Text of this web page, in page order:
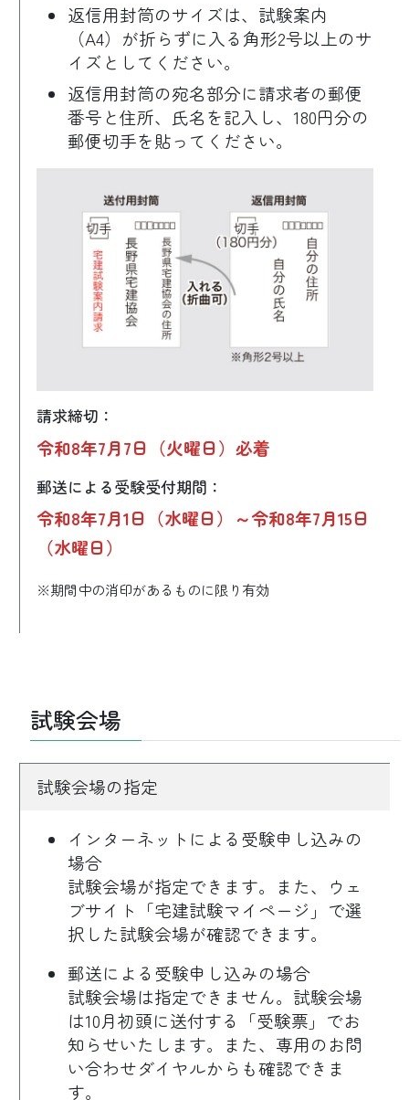
返信用封筒のサイズは、試験案内
（A4）が折らずに入る角形2号以上のサ
イズとしてください。
返信用封筒の宛名部分に請求者の郵便
番号と住所、氏名を記入し、180円分の
郵便切手を貼ってください。
請求締切：
令和8年7月7日（火曜日）必着
郵送による受験受付期間：
令和8年7月1日（水曜日）～令和8年7月15日
（水曜日）
※期間中の消印があるものに限り有効
試験会場
試験会場の指定
インターネットによる受験申し込みの
場合
試験会場が指定できます。また、ウェ
ブサイト「宅建試験マイページ」で選
択した試験会場が確認できます。
郵送による受験申し込みの場合
試験会場は指定できません。試験会場
は10月初頭に送付する「受験票」でお
知らせいたします。また、専用のお問
い合わせダイヤルからも確認できま
す。